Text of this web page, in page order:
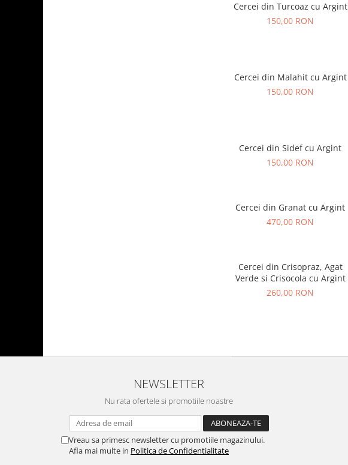
Cercei din Turcoaz cu Argint
150,00 RON
Cercei din Malahit cu Argint
150,00 RON
Cercei din Sidef cu Argint
150,00 RON
Cercei din Granat cu Argint
470,00 RON
Cercei din Crisopraz, Agat
Verde si Crisocola cu Argint
260,00 RON
NEWSLETTER
Nu rata ofertele si promotiile noastre
Vreau sa primesc newsletter cu promotiile magazinului.
Afla mai multe in Politica de Confidentialitate